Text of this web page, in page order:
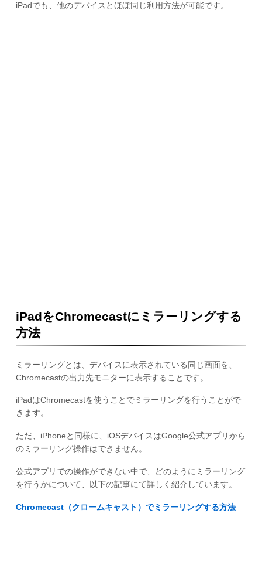
iPadでも、他のデバイスとほぼ同じ利用方法が可能です。
iPadをChromecastにミラーリングする
方法
ミラーリングとは、デバイスに表示されている同じ画面を、
Chromecastの出力先モニターに表示することです。
iPadはChromecastを使うことでミラーリングを行うことがで
きます。
ただ、iPhoneと同様に、iOSデバイスはGoogle公式アプリから
のミラーリング操作はできません。
公式アプリでの操作ができない中で、どのようにミラーリング
を行うかについて、以下の記事にて詳しく紹介しています。
Chromecast（クロームキャスト）でミラーリングする方法